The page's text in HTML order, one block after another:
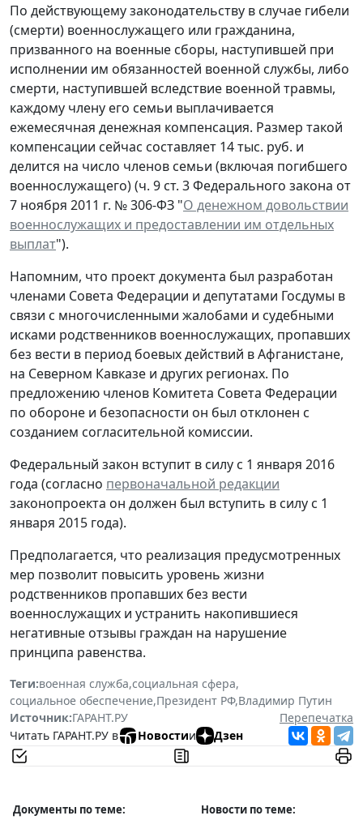
По действующему законодательству в случае гибели
(смерти) военнослужащего или гражданина,
призванного на военные сборы, наступившей при
исполнении им обязанностей военной службы, либо
смерти, наступившей вследствие военной травмы,
каждому члену его семьи выплачивается
ежемесячная денежная компенсация. Размер такой
компенсации сейчас составляет 14 тыс. руб. и
делится на число членов семьи (включая погибшего
военнослужащего) (ч. 9 ст. 3 Федерального закона от
7 ноября 2011 г. № 306-ФЗ "О денежном довольствии
военнослужащих и предоставлении им отдельных
выплат").
Напомним, что проект документа был разработан
членами Совета Федерации и депутатами Госдумы в
связи с многочисленными жалобами и судебными
исками родственников военнослужащих, пропавших
без вести в период боевых действий в Афганистане,
на Северном Кавказе и других регионах. По
предложению членов Комитета Совета Федерации
по обороне и безопасности он был отклонен с
созданием согласительной комиссии.
Федеральный закон вступит в силу с 1 января 2016
года (согласно первоначальной редакции
законопроекта он должен был вступить в силу с 1
января 2015 года).
Предполагается, что реализация предусмотренных
мер позволит повысить уровень жизни
родственников пропавших без вести
военнослужащих и устранить накопившиеся
негативные отзывы граждан на нарушение
принципа равенства.
Теги:военная служба,социальная сфера,
социальное обеспечение,Президент РФ,Владимир Путин
Источник:ГАРАНТ.РУ
Перепечатка
Читать ГАРАНТ.РУ в
Новостии Дзен
Документы по теме: Новости по теме: